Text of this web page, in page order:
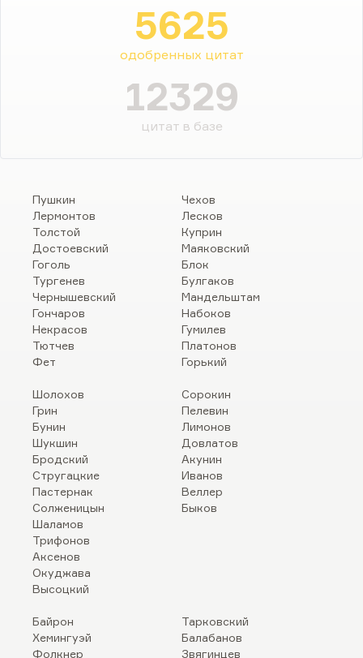
5625
одобренных цитат
12329
цитат в базе
Пушкин
Лермонтов
Толстой
Достоевский
Гоголь
Тургенев
Чернышевский
Гончаров
Некрасов
Тютчев
Фет
Чехов
Лесков
Куприн
Маяковский
Блок
Булгаков
Мандельштам
Набоков
Гумилев
Платонов
Горький
Шолохов
Грин
Бунин
Шукшин
Бродский
Стругацкие
Пастернак
Солженицын
Шаламов
Трифонов
Аксенов
Окуджава
Высоцкий
Сорокин
Пелевин
Лимонов
Довлатов
Акунин
Иванов
Веллер
Быков
Байрон
Хемингуэй
Фолкнер
Тарковский
Балабанов
Звягинцев